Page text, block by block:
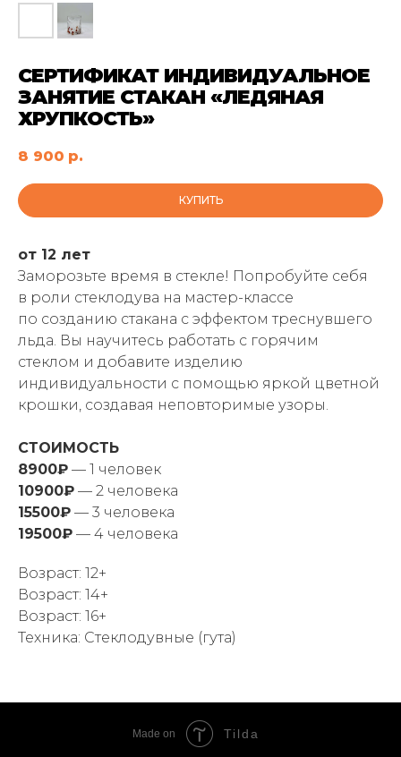
СЕРТИФИКАТ ИНДИВИДУАЛЬНОЕ
ЗАНЯТИЕ СТАКАН «ЛЕДЯНАЯ
ХРУПКОСТЬ»
8 900 р.
КУПИТЬ
от 12 лет
Заморозьте время в стекле! Попробуйте себя
в роли стеклодува на мастер-классе
по созданию стакана с эффектом треснувшего
льда. Вы научитесь работать с горячим
стеклом и добавите изделию
индивидуальности с помощью яркой цветной
крошки, создавая неповторимые узоры.
СТОИМОСТЬ
8900₽ — 1 человек
10900₽ — 2 человека
15500₽ — 3 человека
19500₽ — 4 человека
Возраст: 12+
Возраст: 14+
Возраст: 16+
Техника: Стеклодувные (гута)
Made on Tilda